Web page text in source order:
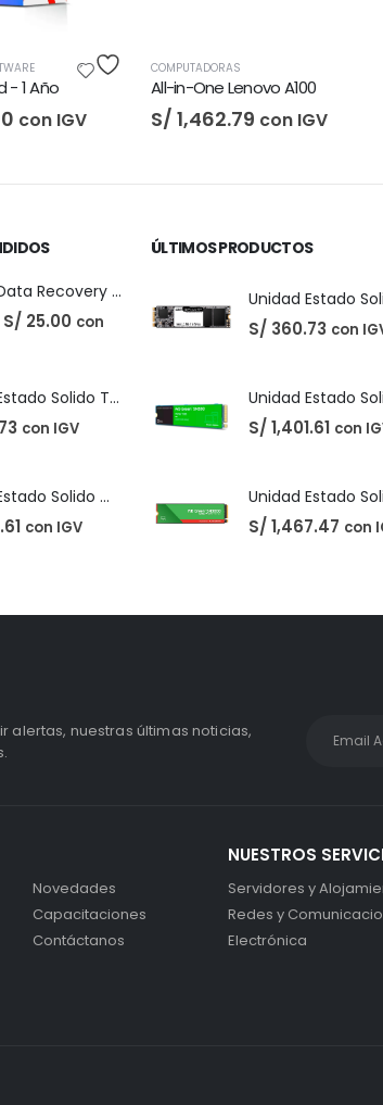
A100
IGV
Easeus Data Recovery Wizard 13.5
El
precio
S/ 25.00Elcon
Unidad Estado Solido TeamGroup 512GB MS30
con IGV
Unidad Estado Solido Western Digital Green SN350 2TB
con IGV
ÚLTIMOS PRODUCTOS
S/ 360.73 con
S/ 1,401.61 con
S/ 1,467.47 con
alertas, nuestras últimas noticias,
Novedades
Capacitaciones
Contáctanos
NUESTROS
Servidores y
Redes y
Electrónica